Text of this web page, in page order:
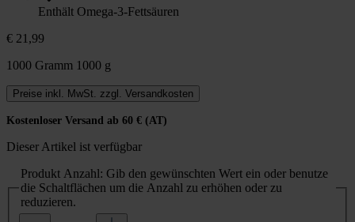
Enthält Omega-3-Fettsäuren
€ 21,99
1000 Gramm 1000 g
Preise inkl. MwSt. zzgl. Versandkosten
Kostenloser Versand ab 60 € (AT)
Dieser Artikel ist verfügbar
Produkt Anzahl: Gib den gewünschten Wert ein oder benutze
die Schaltflächen um die Anzahl zu erhöhen oder zu
reduzieren.